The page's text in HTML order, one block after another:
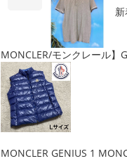
MONCLER/モンクレール】
MONCLER GENIUS 1